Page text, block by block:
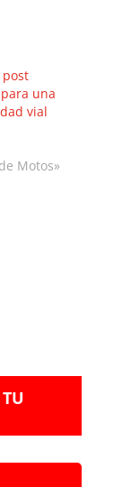
post
una
vial
Motos»